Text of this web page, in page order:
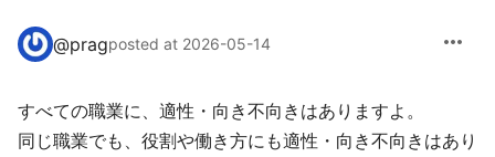
@pragposted at 2026-05-14 more_horiz
すべての職業に、適性・向き不向きはありますよ。
同じ職業でも、役割や働き方にも適性・向き不向きはあり